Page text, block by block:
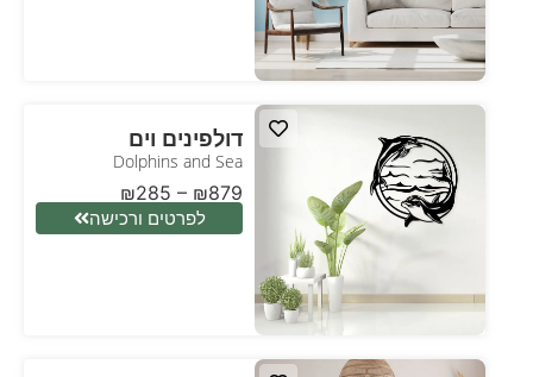
דולפינים וים
Dolphins and Sea
₪285 – ₪879
לפרטים ורכישה